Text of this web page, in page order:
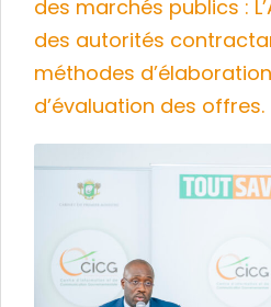
des marchés publics :
des autorités
méthodes
d’évaluation des offres.